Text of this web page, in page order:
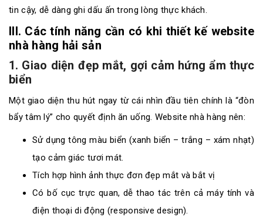
tin cậy, dễ dàng ghi dấu ấn trong lòng thực khách.
III. Các tính năng cần có khi thiết kế website
nhà hàng hải sản
1. Giao diện đẹp mắt, gợi cảm hứng ẩm thực
biển
Một giao diện thu hút ngay từ cái nhìn đầu tiên chính là “đòn
bẩy tâm lý” cho quyết định ăn uống. Website nhà hàng nên:
Sử dụng tông màu biển (xanh biển – trắng – xám nhạt)
tạo cảm giác tươi mát.
Tích hợp hình ảnh thực đơn đẹp mắt và bắt vị
Có bố cục trực quan, dễ thao tác trên cả máy tính và
điện thoại di động (responsive design).